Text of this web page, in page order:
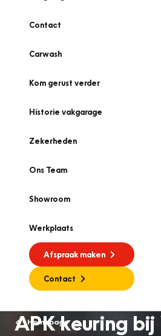
Contact
Carwash
Kom gerust verder
Historie vakgarage
Zekerheden
Ons Team
Showroom
Werkplaats
Afspraak maken
Contact
Homepage
APK keuring